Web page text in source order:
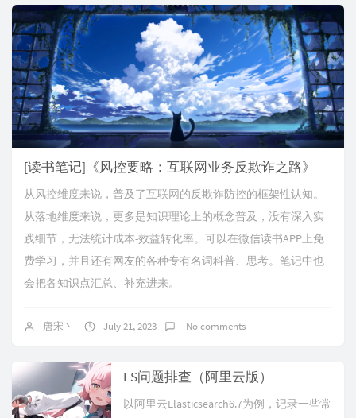
[读书笔记]《风控要略：互联网业务反欺诈之路》
从风控维度来说，普及了互联网的反欺诈防控的框架性认知。
从落地维度来说，更多是知识理论上的概念普及，没有深入实
践细节，无法统计成本-效益转化率。可以在微信读书APP上免
费学习，并且还有网友的各种专有名词科普、思考。笔记中也
会把各知识点汇总、补充进来。
唐宋丶 July 21, 2023 No comments
ES问题排查（阿里云版）
以阿里云Elasticsearch6.7为例，记录一些常